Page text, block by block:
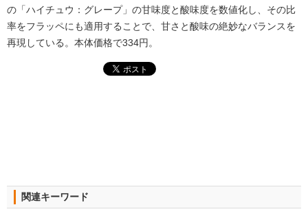
の「ハイチュウ：グレープ」の甘味度と酸味度を数値化し、その比
率をフラッペにも適用することで、甘さと酸味の絶妙なバランスを
再現している。本体価格で334円。
関連キーワード